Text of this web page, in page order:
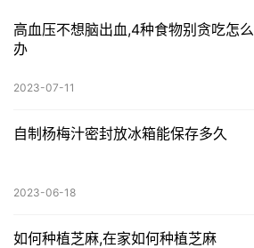
高血压不想脑出血,4种食物别贪吃怎么
办
2023-07-11
自制杨梅汁密封放冰箱能保存多久
2023-06-18
如何种植芝麻,在家如何种植芝麻